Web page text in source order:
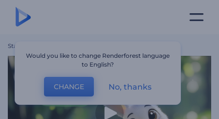
Startseite
Would you like to change Renderforest language
to English?
CHANGE No, thanks